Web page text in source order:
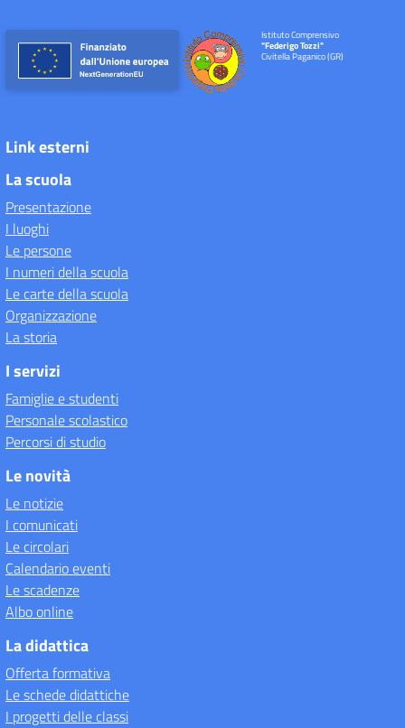
Istituto Comprensivo
"Federigo Tozzi"
Civitella Paganico (GR)
Link esterni
La scuola
Presentazione
I luoghi
Le persone
I numeri della scuola
Le carte della scuola
Organizzazione
La storia
I servizi
Famiglie e studenti
Personale scolastico
Percorsi di studio
Le novità
Le notizie
I comunicati
Le circolari
Calendario eventi
Le scadenze
Albo online
La didattica
Offerta formativa
Le schede didattiche
I progetti delle classi